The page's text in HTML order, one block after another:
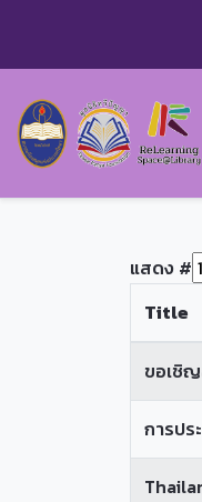
แสดง #
Title
ขอเชิญ
การปร